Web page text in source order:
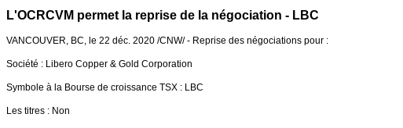
L'OCRCVM permet la reprise de la négociation - LBC
VANCOUVER, BC, le 22 déc. 2020 /CNW/ - Reprise des négociations pour :
Société : Libero Copper & Gold Corporation
Symbole à la Bourse de croissance TSX : LBC
Les titres : Non